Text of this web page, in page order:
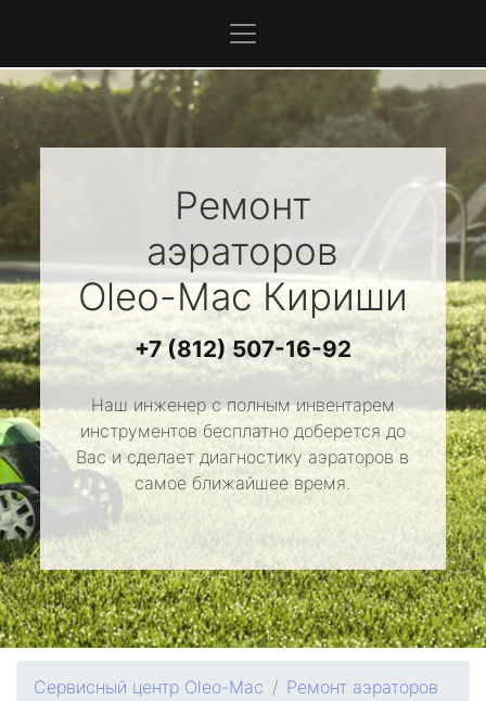
Ремонт
аэраторов
Oleo-MacКириши
+7 (812) 507-16-92
Наш инженер с полным инвентарем
инструментов бесплатно доберется до
Вас и сделает диагностику аэраторов в
самое ближайшее время.
Сервисный центр Oleo-Mac
Ремонт аэраторов